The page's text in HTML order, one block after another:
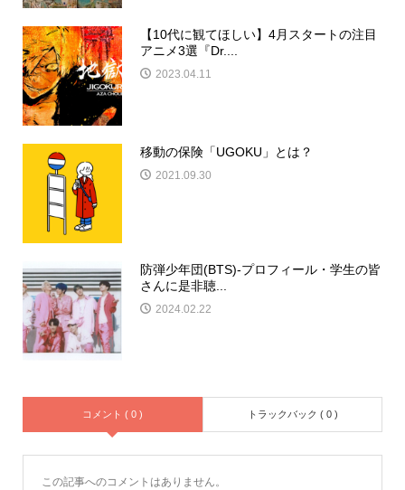
【10代に観てほしい】4月スタートの注目
アニメ3選『Dr....
2023.04.11
移動の保険「UGOKU」とは？
2021.09.30
防弾少年団(BTS)-プロフィール・学生の皆
さんに是非聴...
2024.02.22
コメント ( 0 ) トラックバック ( 0 )
この記事へのコメントはありません。